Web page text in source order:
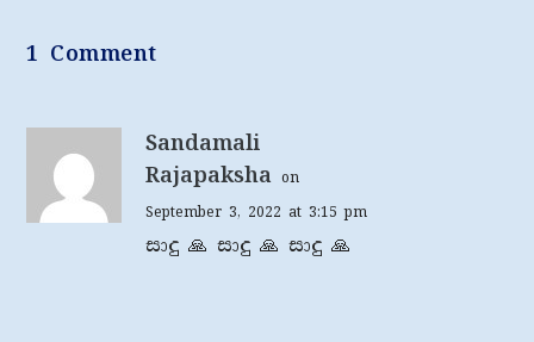
1 Comment
Sandamali
Rajapaksha on
September 3, 2022 at 3:15 pm
සාදු 🙏 සාදු 🙏 සාදු 🙏